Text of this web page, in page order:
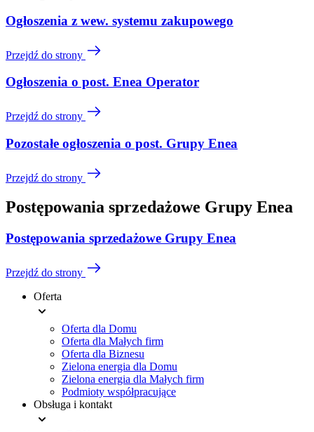
Ogłoszenia z wew. systemu zakupowego
Przejdź do strony
Ogłoszenia o post. Enea Operator
Przejdź do strony
Pozostałe ogłoszenia o post. Grupy Enea
Przejdź do strony
Postępowania sprzedażowe Grupy Enea
Postępowania sprzedażowe Grupy Enea
Przejdź do strony
Menu
Oferta
Oferta dla Domu
Oferta dla Małych firm
Oferta dla Biznesu
Zielona energia dla Domu
Zielona energia dla Małych firm
Podmioty współpracujące
Obsługa i kontakt